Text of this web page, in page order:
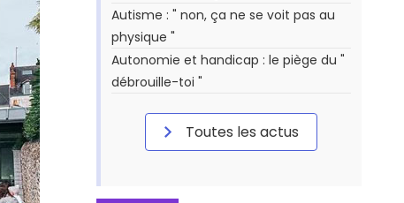
Autisme : " non, ça ne se voit pas au
physique "
Autonomie et handicap : le piège du "
débrouille-toi "
Toutes les actus